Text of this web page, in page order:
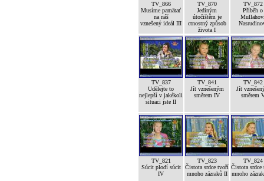
TV_866
Musíme pamätať
na náš
vznešený ideál III
TV_870
Jediným
útočištěm je
ctnostný způsob
života I
TV_872
Příběh o
TV_837
Udělejte to
nejlepší v jakékoli
situaci jste II
TV_841
Jít vznešeným
směrem IV
TV_842
Jít
směrem
TV_821
Súcit plodí súcit
IV
TV_823
Čistota srdce tvoří
mnoho zázraků II
TV_824
Čistota srdce
mnoho